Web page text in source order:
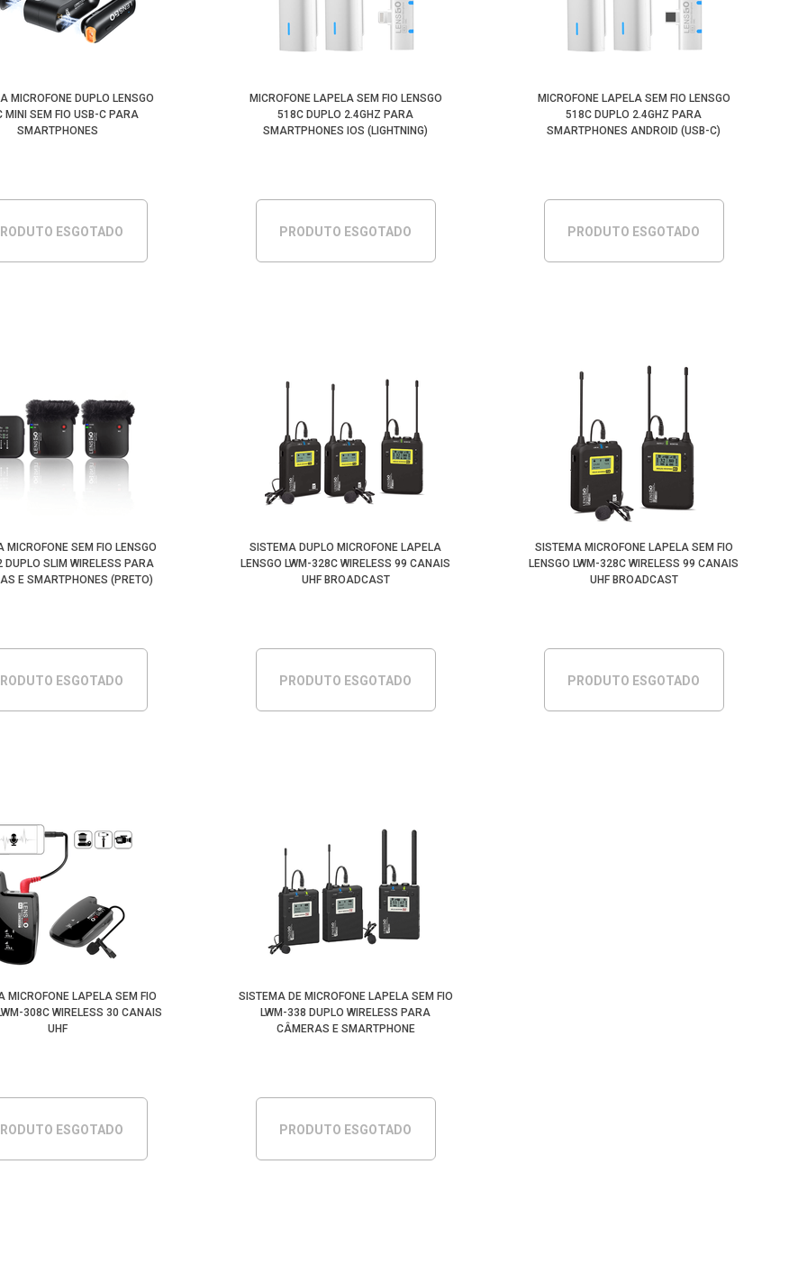
MICROFONE DUPLO LENSGO
MINI SEM FIO USB-C PARA
SMARTPHONES
ESGOTADO
MICROFONE LAPELA SEM FIO LENSGO
518C DUPLO 2.4GHZ PARA
SMARTPHONES IOS (LIGHTNING)
PRODUTO ESGOTADO
MICROFONE LAPELA SEM FIO LENSGO
518C DUPLO 2.4GHZ PARA
SMARTPHONES ANDROID (USB-C)
PRODUTO ESGOTADO
MICROFONE SEM FIO LENSGO
DUPLO SLIM WIRELESS PARA
E SMARTPHONES (PRETO)
ESGOTADO
SISTEMA DUPLO MICROFONE LAPELA
LENSGO LWM-328C WIRELESS 99 CANAIS
UHF BROADCAST
PRODUTO ESGOTADO
SISTEMA MICROFONE LAPELA SEM FIO
LENSGO LWM-328C WIRELESS 99 CANAIS
UHF BROADCAST
PRODUTO ESGOTADO
MICROFONE LAPELA SEM FIO
308C WIRELESS 30 CANAIS
UHF
ESGOTADO
SISTEMA DE MICROFONE LAPELA SEM FIO
LWM-338 DUPLO WIRELESS PARA
CÂMERAS E SMARTPHONE
PRODUTO ESGOTADO